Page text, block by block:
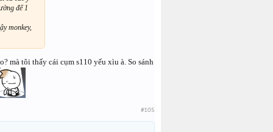
để 1
monkey,
mà tôi thấy cái cụm s110 yếu xìu à. So sánh
#105